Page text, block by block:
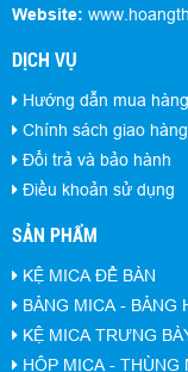
Website:
DỊCH VỤ
Hướng dẫn mua hàng
Chính sách giao hàng
Đổi trả và bảo hành
Điều khoản sử dụng
SẢN PHẨM
KỆ MICA ĐỂ BÀN
BẢNG MICA - BẢNG
KỆ MICA TRƯNG
HỘP MICA - THÙNG